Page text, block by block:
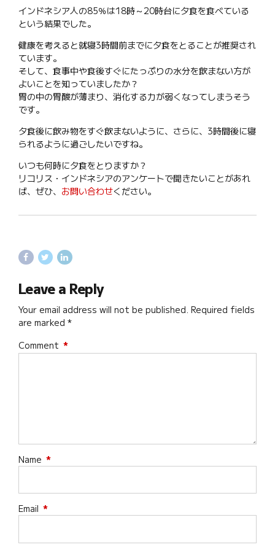
インドネシア人の85％は18時～20時台に夕食を食べている
という結果でした。
健康を考えると就寝3時間前までに夕食をとることが推奨され
ています。
そして、食事中や食後すぐにたっぷりの水分を飲まない方が
よいことを知っていましたか？
胃の中の胃酸が薄まり、消化する力が弱くなってしまうそう
です。
夕食後に飲み物をすぐ飲まないように、さらに、3時間後に寝
られるように過ごしたいですね。
いつも何時に夕食をとりますか？
リコリス・インドネシアのアンケートで聞きたいことがあれ
ば、ぜひ、 お問い合わせください。
Leave a Reply
Your email address will not be published. Required fields
are marked *
Comment *
Name *
Email *